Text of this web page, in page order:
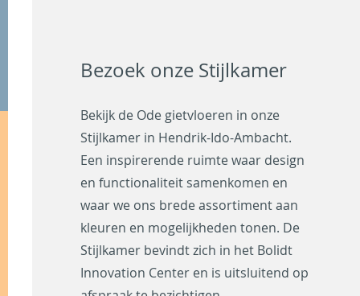
Bezoek onze Stijlkamer
Bekijk de Ode gietvloeren in onze
Stijlkamer in Hendrik-Ido-Ambacht.
Een inspirerende ruimte waar design
en functionaliteit samenkomen en
waar we ons brede assortiment aan
kleuren en mogelijkheden tonen. De
Stijlkamer bevindt zich in het Bolidt
Innovation Center en is uitsluitend op